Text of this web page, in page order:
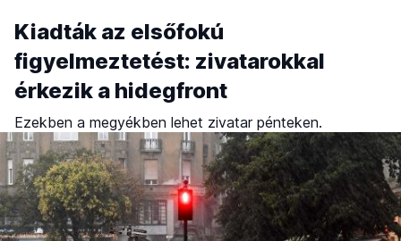
Kiadták az elsőfokú
figyelmeztetést: zivatarokkal
érkezik a hidegfront
Ezekben a megyékben lehet zivatar pénteken.